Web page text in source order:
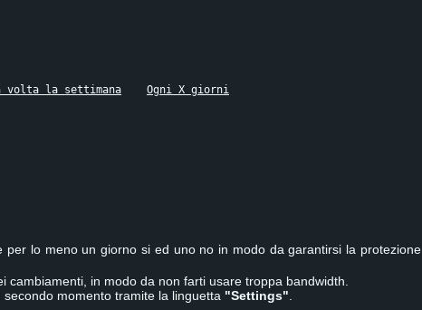
volta la settimana Ogni X giorni
lo meno un giorno si ed uno no in modo da garantirsi la protezione
in modo da non farti usare troppa bandwidth.
momento tramite la linguetta "Settings"